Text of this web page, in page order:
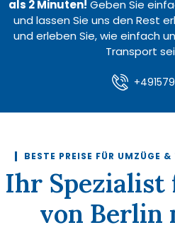
als 2 Minuten! Geben Sie
und lassen Sie uns den Rest
und erleben Sie, wie einfach
Transport
BESTE PREISE FÜR UMZÜGE
Ihr Spezialist
von Berlin